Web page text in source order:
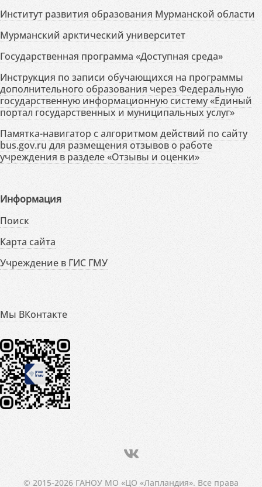
Институт развития образования Мурманской области
Мурманский арктический университет
Государственная программа «Доступная среда»
Инструкция по записи обучающихся на программы
дополнительного образования через Федеральную
государственную информационную систему «Единый
портал государственных и муниципальных услуг»
Памятка-навигатор с алгоритмом действий по сайту
bus.gov.ru для размещения отзывов о работе
учреждения в разделе «Отзывы и оценки»
Информация
Поиск
Карта сайта
Учреждение в ГИС ГМУ
Мы ВКонтакте
© 2015-2026 ГАНОУ МО «ЦО «Лапландия». Все права